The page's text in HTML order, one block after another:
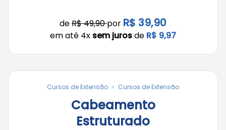
deR$ 49,90por R$ 39,90
em até 4x sem jurosde R$ 9,97
Cursos de Extensão Cursos de Extensão
Cabeamento
Estruturado